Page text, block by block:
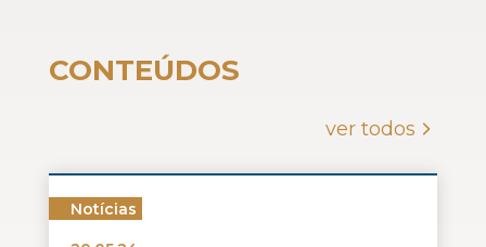
CONTEÚDOS
ver todos
Notícias